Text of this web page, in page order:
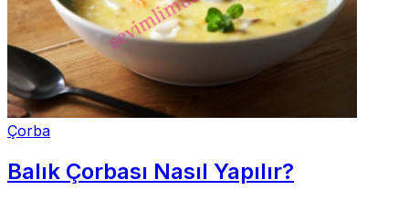
Çorba
Balık Çorbası Nasıl Yapılır?